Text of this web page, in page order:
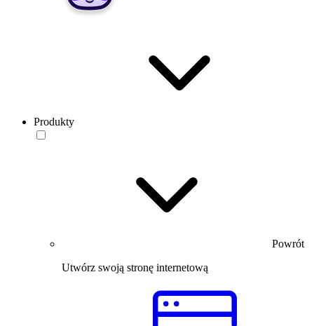
Produkty
Powrót
Utwórz swoją stronę internetową